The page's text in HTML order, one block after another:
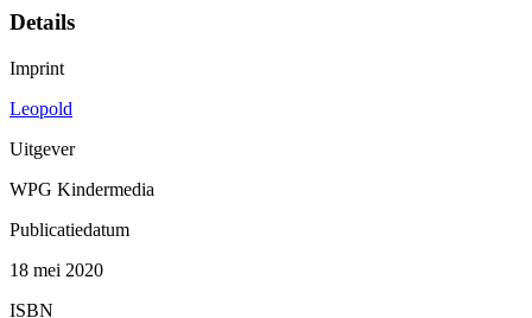
Details
Imprint
Leopold
Uitgever
WPG Kindermedia
Publicatiedatum
18 mei 2020
ISBN